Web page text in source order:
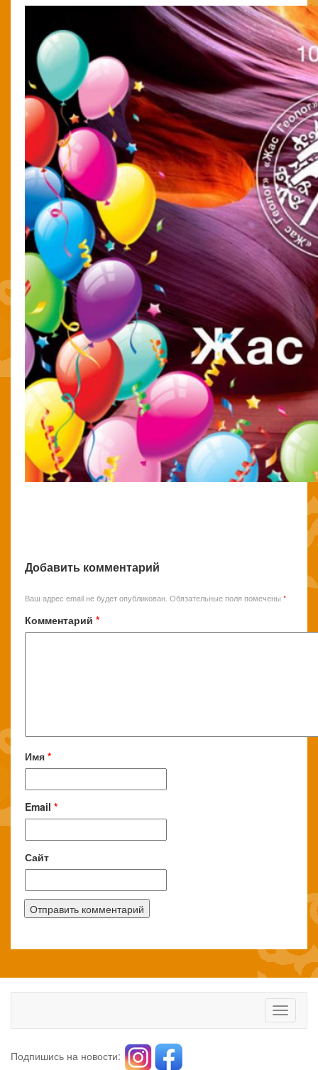
Добавить комментарий
Ваш адрес email не будет опубликован. Обязательные поля помечены *
Комментарий *
Имя *
Email *
Сайт
Toggle
Подпишись на новости: